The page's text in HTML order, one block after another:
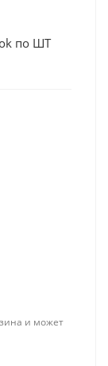
по ШТ
и может